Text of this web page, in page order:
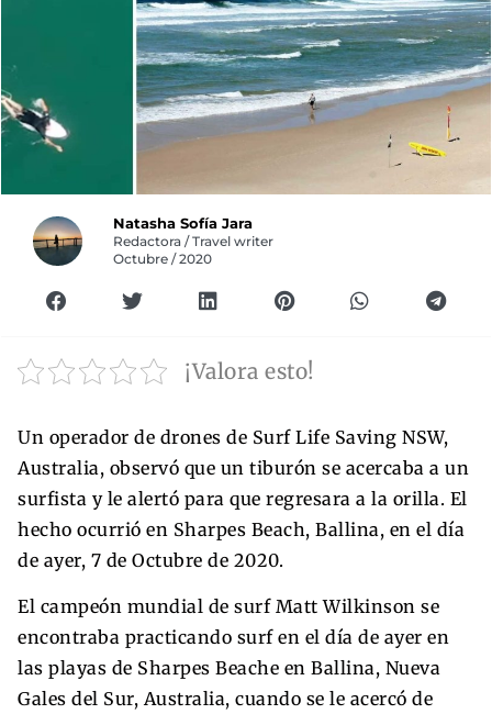
Natasha Sofía Jara
Redactora / Travel writer
Octubre / 2020
¡Valora esto!
Un operador de drones de Surf Life Saving NSW,
Australia, observó que un tiburón se acercaba a un
surfista y le alertó para que regresara a la orilla. El
hecho ocurrió en Sharpes Beach, Ballina, en el día
de ayer, 7 de Octubre de 2020.
El campeón mundial de surf Matt Wilkinson se
encontraba practicando surf en el día de ayer en
las playas de Sharpes Beache en Ballina, Nueva
Gales del Sur, Australia, cuando se le acercó de